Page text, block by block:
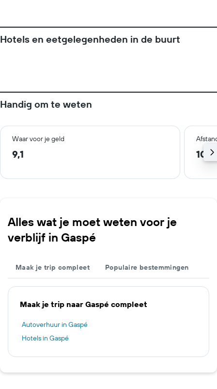
Hotels en eetgelegenheden in de buurt
Handig om te weten
Waar voor je geld
9,1
Alles wat je moet weten voor je
verblijf in Gaspé
Maak je trip compleet Populaire bestemmingen
Maak je trip naar Gaspé compleet
Autoverhuur in Gaspé
Hotels in Gaspé